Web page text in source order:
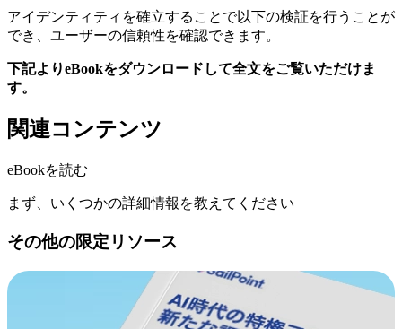
アイデンティティを確立することで以下の検証を行うことが
でき、ユーザーの信頼性を確認できます。
下記よりeBookをダウンロードして全文をご覧いただけま
す。
関連コンテンツ
eBookを読む
まず、いくつかの詳細情報を教えてください
その他の限定リソース